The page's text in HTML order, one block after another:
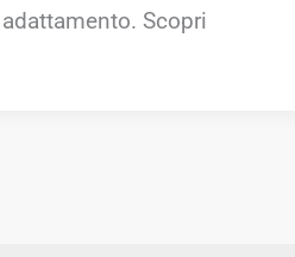
Scopri